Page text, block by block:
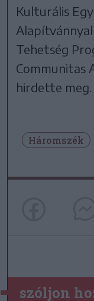
Kulturális
Tehetség
Communitas
hirdette meg.
Háromszék
szóljon